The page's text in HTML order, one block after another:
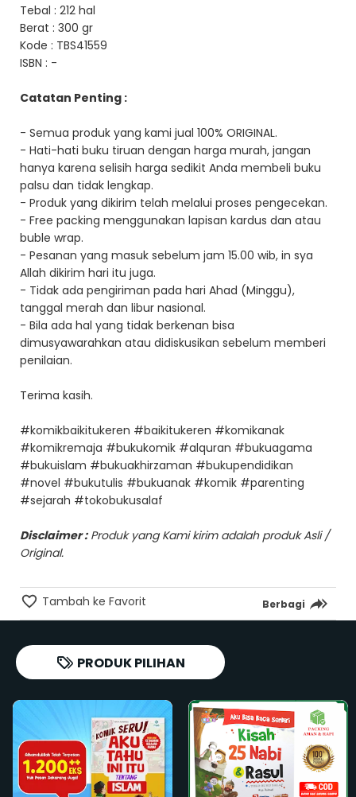
Tebal : 212 hal
Berat : 300 gr
Kode : TBS41559
ISBN : -
Catatan Penting :
- Semua produk yang kami jual 100% ORIGINAL.
- Hati-hati buku tiruan dengan harga murah, jangan
hanya karena selisih harga sedikit Anda membeli buku
palsu dan tidak lengkap.
- Produk yang dikirim telah melalui proses pengecekan.
- Free packing menggunakan lapisan kardus dan atau
buble wrap.
- Pesanan yang masuk sebelum jam 15.00 wib, in sya
Allah dikirim hari itu juga.
- Tidak ada pengiriman pada hari Ahad (Minggu),
tanggal merah dan libur nasional.
- Bila ada hal yang tidak berkenan bisa
dimusyawarahkan atau didiskusikan sebelum memberi
penilaian.
Terima kasih.
#komikbaikitukeren #baikitukeren #komikanak
#komikremaja #bukukomik #alquran #bukuagama
#bukuislam #bukuakhirzaman #bukupendidikan
#novel #bukutulis #bukuanak #komik #parenting
#sejarah #tokobukusalaf
Disclaimer :Produk yang Kami kirim adalah produk Asli /
Original.
Tambah ke Favorit Berbagi
PRODUK PILIHAN